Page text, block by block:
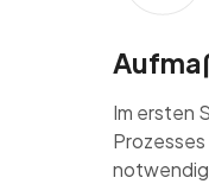
Im ersten